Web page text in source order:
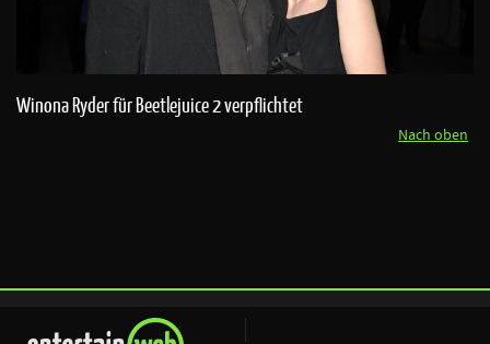
Winona Ryder für Beetlejuice 2 verpflichtet
Nach oben